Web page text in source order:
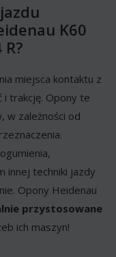
K60
miejsca kontaktu z
i trakcję. Opony te
w zależności od
innej techniki jazdy
Opony Heidenau
przystosowane
ich maszyn!